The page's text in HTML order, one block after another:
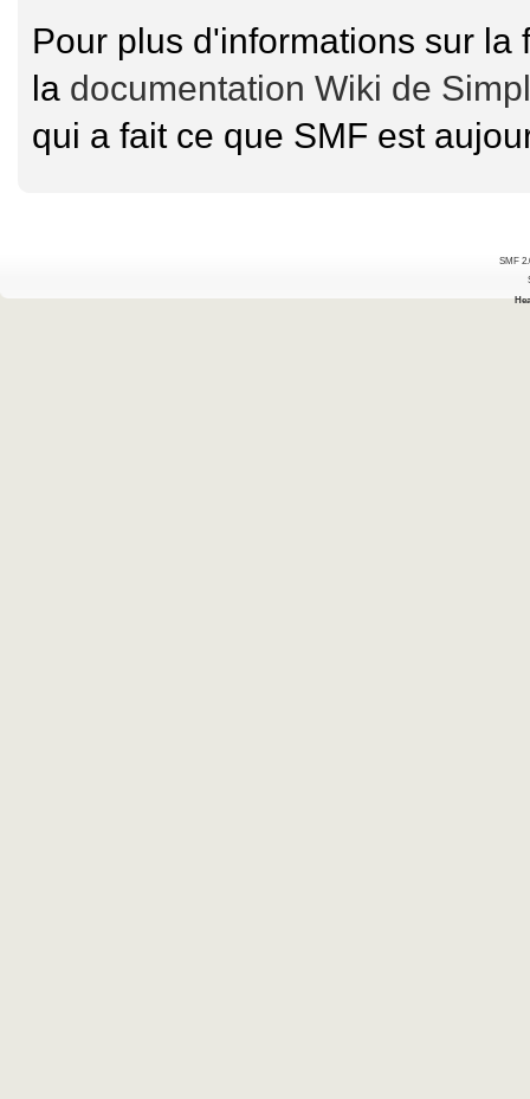
Pour plus d'informations sur
la documentation Wiki de
qui a fait ce que SMF est
SMF